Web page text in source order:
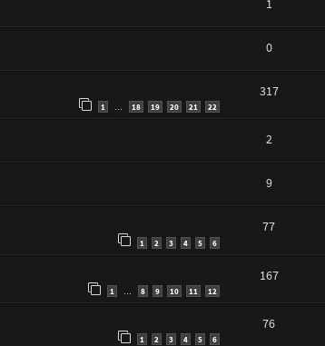
1
0
1 … 18 19 20 21 22
317
2
9
1 2 3 4 5 6
77
1 8 9 10 11 12
167
1 2 3 4 5 6
76